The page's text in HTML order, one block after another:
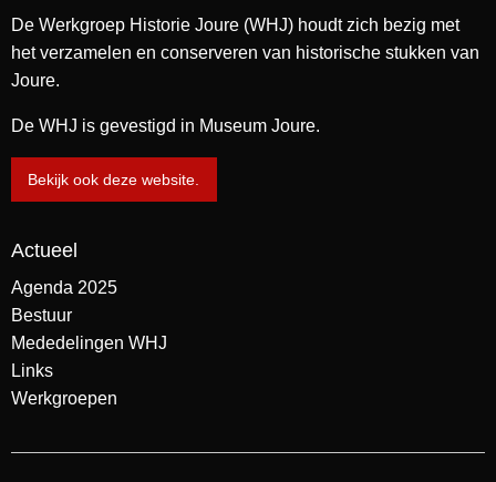
De Werkgroep Historie Joure (WHJ) houdt zich bezig met
het verzamelen en conserveren van historische stukken van
Joure.
De WHJ is gevestigd in Museum Joure.
Bekijk ook deze website.
Actueel
Agenda 2025
Bestuur
Mededelingen WHJ
Links
Werkgroepen